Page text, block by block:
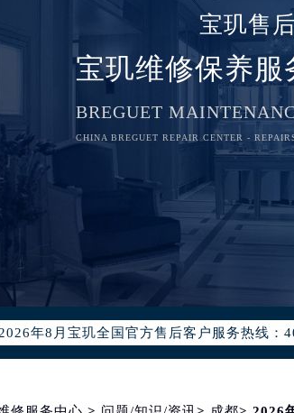
宝玑售
宝玑维修保养服
BREGUET
CHINA BREGUET REPAIR CENTER -
2026年8月宝玑中国区售后服务网络优化升级公
2026年8月宝玑全国官方售后客户服务热线：
宝玑官方全国统一服务热线400-886-1507，
年8月宝玑售后服务中心最新网点地址：
京市东城区东长安街1号东方广场写字楼W3